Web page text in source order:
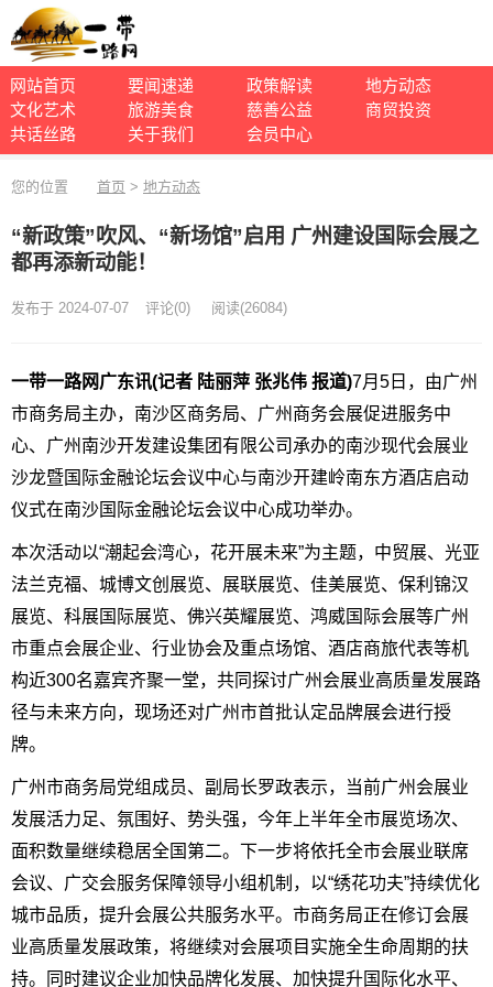
网站首页 要闻速递 政策解读
地方动态
文化艺术
旅游美食 慈善公益
商贸投资
共话丝路
关于我们 会员中心
您的位置 首页 > 地方动态
“新政策”吹风、“新场馆”启用 广州建设国际会展之
都再添新动能！
发布于 2024-07-07 评论(0) 阅读(26084)
一带一路网广东讯(记者 陆丽萍 张兆伟 报道)7月5日，由广州
市商务局主办，南沙区商务局、广州商务会展促进服务中
心、广州南沙开发建设集团有限公司承办的南沙现代会展业
沙龙暨国际金融论坛会议中心与南沙开建岭南东方酒店启动
仪式在南沙国际金融论坛会议中心成功举办。
本次活动以“潮起会湾心，花开展未来”为主题，中贸展、光亚
法兰克福、城博文创展览、展联展览、佳美展览、保利锦汉
展览、科展国际展览、佛兴英耀展览、鸿威国际会展等广州
市重点会展企业、行业协会及重点场馆、酒店商旅代表等机
构近300名嘉宾齐聚一堂，共同探讨广州会展业高质量发展路
径与未来方向，现场还对广州市首批认定品牌展会进行授
牌。
广州市商务局党组成员、副局长罗政表示，当前广州会展业
发展活力足、氛围好、势头强，今年上半年全市展览场次、
面积数量继续稳居全国第二。下一步将依托全市会展业联席
会议、广交会服务保障领导小组机制，以“绣花功夫”持续优化
城市品质，提升会展公共服务水平。市商务局正在修订会展
业高质量发展政策，将继续对会展项目实施全生命周期的扶
持。同时建议企业加快品牌化发展、加快提升国际化水平、